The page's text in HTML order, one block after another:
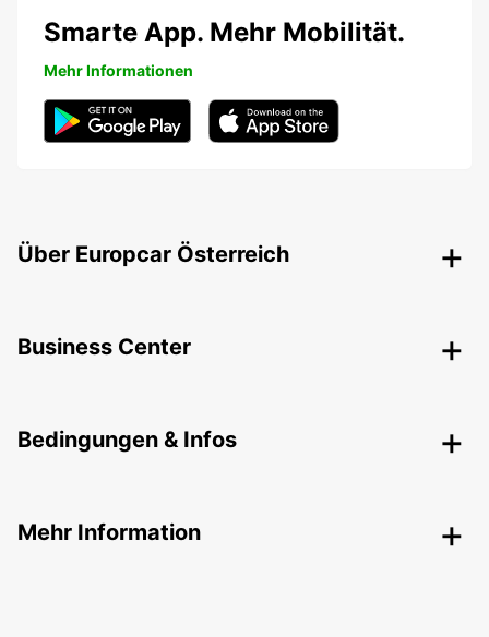
Smarte App. Mehr Mobilität.
Mehr Informationen
Über Europcar Österreich
Business Center
Bedingungen & Infos
Mehr Information